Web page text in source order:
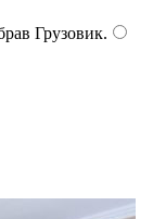
Грузовик.